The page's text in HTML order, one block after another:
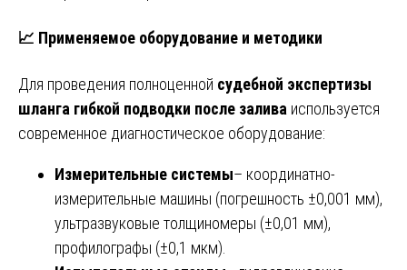
📈 Применяемое оборудование и методики
Для проведения полноценной судебной экспертизы
шланга гибкой подводки после залива используется
современное диагностическое оборудование:
Измерительные системы– координатно-
измерительные машины (погрешность ±0,001 мм),
ультразвуковые толщиномеры (±0,01 мм),
профилографы (±0,1 мкм).